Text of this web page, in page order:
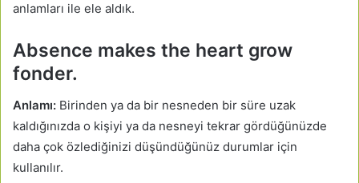
anlamları ile ele aldık.
Absence makes the heart grow
fonder.
Anlamı: Birinden ya da bir nesneden bir süre uzak
kaldığınızda o kişiyi ya da nesneyi tekrar gördüğünüzde
daha çok özlediğinizi düşündüğünüz durumlar için
kullanılır.